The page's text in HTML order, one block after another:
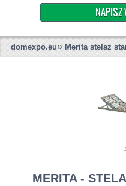
NAPISZ
domexpo.eu» Merita stelaz
MERITA -